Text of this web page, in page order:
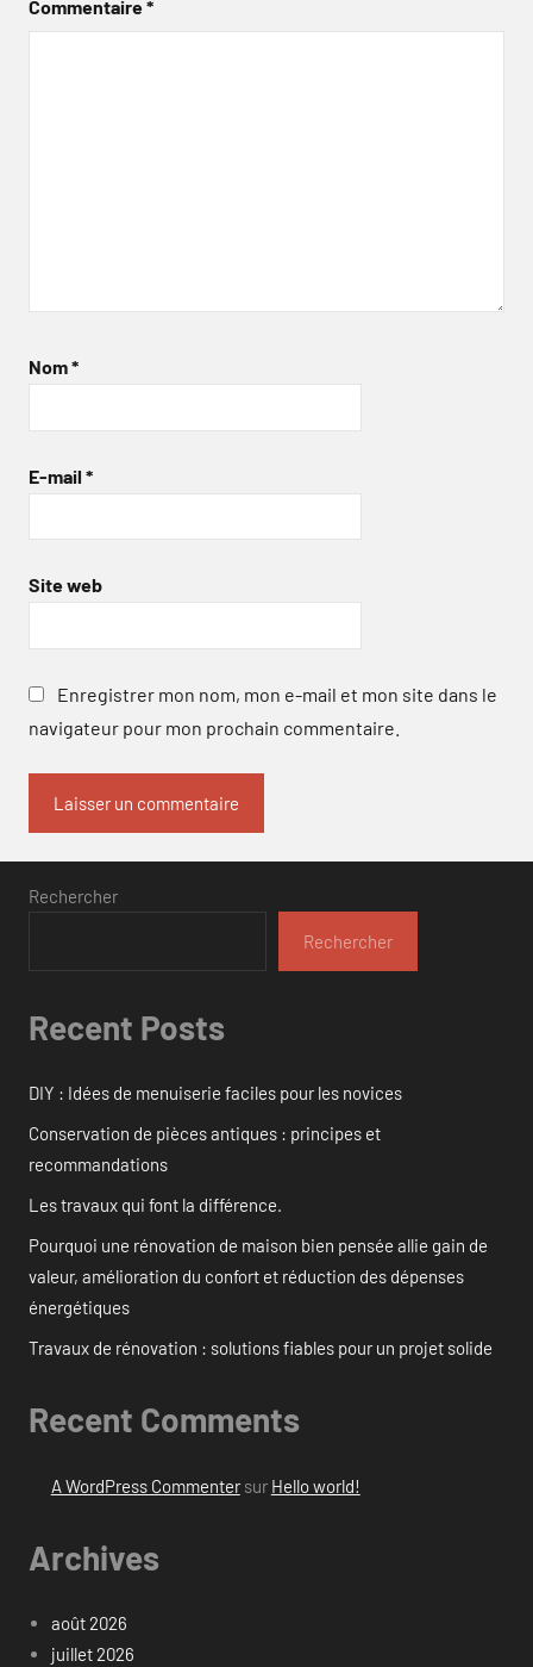
Commentaire*
Nom*
E-mail *
Site web
Enregistrer mon nom, mon e-mail et mon site dans le
navigateur pour mon prochain commentaire.
Rechercher
Rechercher
Recent Posts
DIY : Idées de menuiserie faciles pour les novices
Conservation de pièces antiques : principes et
recommandations
Les travaux qui font la différence.
Pourquoi une rénovation de maison bien pensée allie gain de
valeur, amélioration du confort et réduction des dépenses
énergétiques
Travaux de rénovation : solutions fiables pour un projet solide
Recent Comments
A WordPress Commentersur Hello world!
Archives
août 2026
juillet 2026